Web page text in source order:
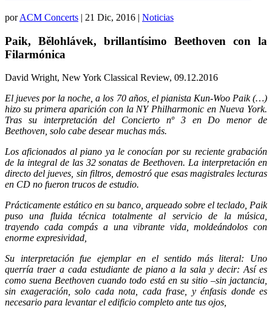
porACM Concerts | 21 Dic, 2016 | Noticias
Paik, Bělohlávek, brillantísimo Beethoven con la
Filarmónica
David Wright, New York Classical Review, 09.12.2016
El jueves por la noche, a los 70 años, el pianista Kun-Woo Paik (…)
hizo su primera aparición con la NY Philharmonic en Nueva York.
Tras su interpretación del Concierto nº 3 en Do menor de
Beethoven, solo cabe desear muchas más.
Los aficionados al piano ya le conocían por su reciente grabación
de la integral de las 32 sonatas de Beethoven. La interpretación en
directo del jueves, sin filtros, demostró que esas magistrales lecturas
en CD no fueron trucos de estudio.
Prácticamente estático en su banco, arqueado sobre el teclado, Paik
puso una fluida técnica totalmente al servicio de la música,
trayendo cada compás a una vibrante vida, moldeándolos con
enorme expresividad,
Su interpretación fue ejemplar en el sentido más literal: Uno
querría traer a cada estudiante de piano a la sala y decir: Así es
como suena Beethoven cuando todo está en su sitio –sin jactancia,
sin exageración, solo cada nota, cada frase, y énfasis donde es
necesario para levantar el edificio completo ante tus ojos,